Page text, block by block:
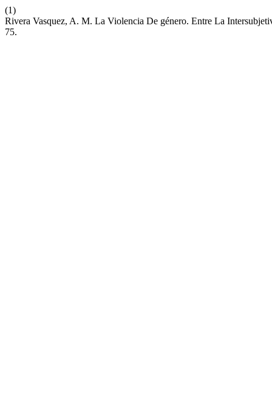
(1)
Rivera Vasquez, A. M. La Violencia De género. Entre La
75.